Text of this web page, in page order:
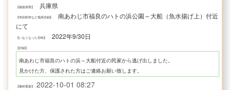
【都道府県】 兵庫県
【市区町村など場所詳細】
南あわじ市福良のハトの浜公園～大船（魚水揚げ上）付近
にて
【いなくなった日時】 2022年9/30日
【詳細】
南あわじ市福良のハトの浜～大船付近の民家から逃げ出しました。
見かけた方、保護された方はご連絡お願い致します。
【最終更新】 2022-10-01 08:27